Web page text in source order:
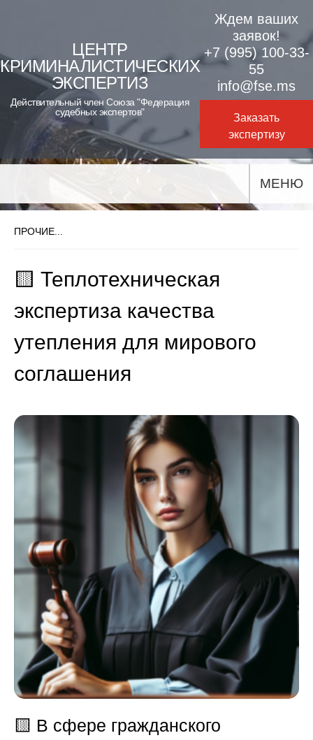
content
ЦЕНТР
КРИМИНАЛИСТИЧЕСКИХ
ЭКСПЕРТИЗ
Действительный член Союза "Федерация
судебных экспертов"
Ждем ваших
заявок!
+7 (995) 100-33-
55
info@fse.ms
Заказать
экспертизу
МЕНЮ
ПРОЧИЕ...
🟨 Теплотехническая
экспертиза качества
утепления для мирового
соглашения
🟨 В сфере гражданского